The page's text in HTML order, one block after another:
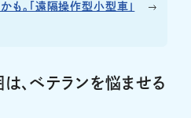
も。「遠隔操作型小型車」
、ベテランを悩ませる